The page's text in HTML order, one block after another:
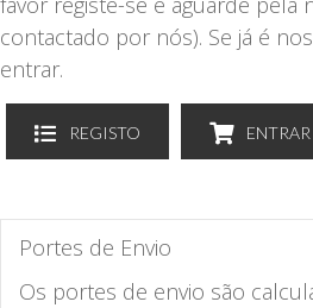
contactado por nós). Se já é
entrar.
REGISTO ENTRAR
Portes de Envio
Os portes de envio são